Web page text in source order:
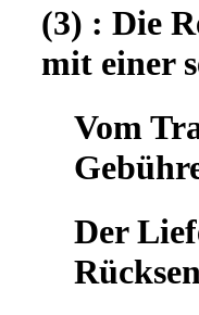
(3) : Die
mit einer
Vom
Der